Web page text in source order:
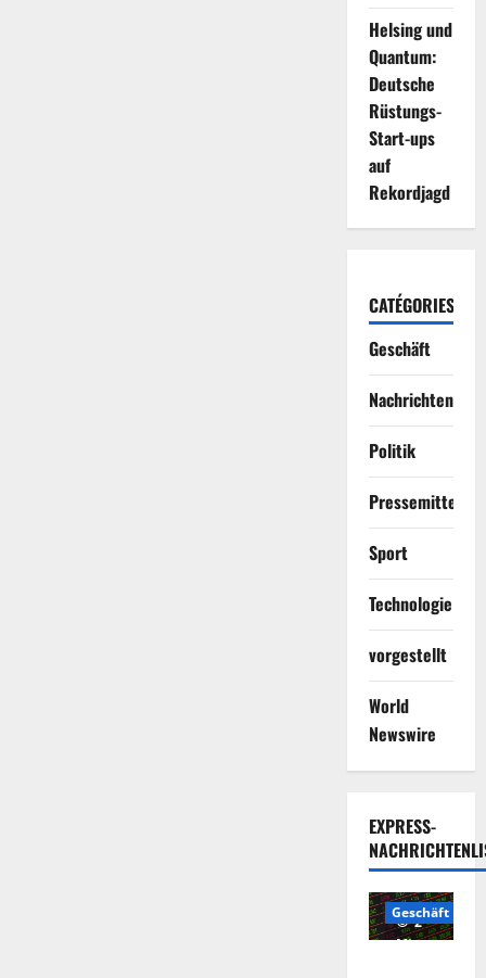
Helsing und
Quantum:
Deutsche
Rüstungs-
Start-ups
auf
Rekordjagd
CATÉGORIES
Geschäft
Nachrichten
Politik
Sport
Technologie
vorgestellt
World
Newswire
EXPRESS-
2
Minuten
Geschäft